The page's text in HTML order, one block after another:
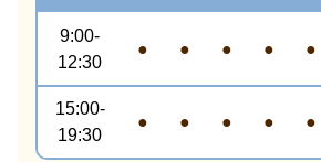
9:00-
12:30
● ● ● ● ●
15:00-
19:30
● ● ● ● ●